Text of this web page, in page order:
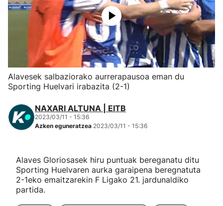
Herri-kirolak
Eskubaloia
Kirolak 360
Mendi-lasterketak
"Helmuga"
Alavesek salbaziorako aurrerapausoa eman du
Sporting Huelvari irabazita (2-1)
NAXARI ALTUNA | EITB
2023/03/11 - 15:36
Azken eguneratzea 2023/03/11 - 15:36
Alaves Gloriosasek hiru puntuak bereganatu ditu
Sporting Huelvaren aurka garaipena beregnatuta
2-1eko emaitzarekin F Ligako 21. jardunaldiko
partida.